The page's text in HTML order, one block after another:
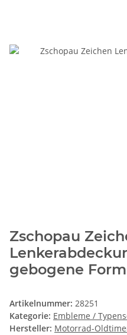
Zschopau
gebogene Form
Artikelnummer: 28251
Kategorie: Embleme /
Hersteller: Motorrad-